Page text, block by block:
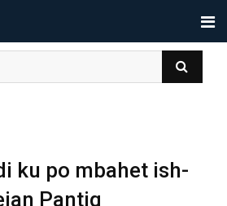
ku po mbahet ish-
Pantiq